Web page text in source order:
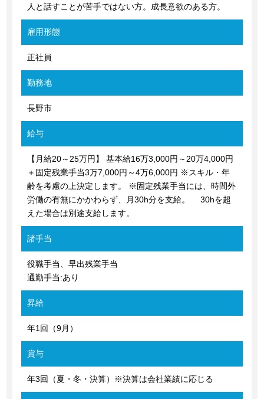
人と話すことが苦手ではない方。成長意欲のある方。
雇用形態
正社員
勤務地
長野市
給与
【月給20～25万円】 基本給16万3,000円～20万4,000円
＋固定残業手当3万7,000円～4万6,000円 ※スキル・年
齢を考慮の上決定します。 ※固定残業手当には、時間外
労働の有無にかかわらず、月30h分を支給。 30hを超
えた場合は別途支給します。
諸手当
役職手当、早出残業手当
通勤手当:あり
昇給
年1回（9月）
賞与
年3回（夏・冬・決算）※決算は会社業績に応じる